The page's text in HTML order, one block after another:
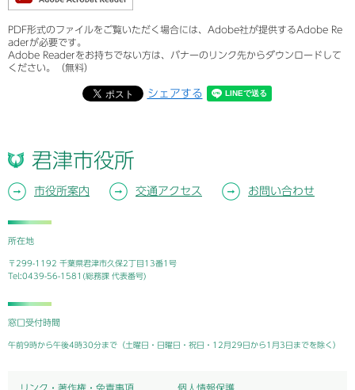
PDF形式のファイルをご覧いただく場合には、Adobe社が提供するAdobe Re
aderが必要です。
Adobe Readerをお持ちでない方は、バナーのリンク先からダウンロードして
ください。（無料）
シェアする
君津市役所
市役所案内 交通アクセス お問い合わせ
所在地
〒299-1192 千葉県君津市久保2丁目13番1号
Tel:0439-56-1581(総務課 代表番号)
窓口受付時間
午前9時から午後4時30分まで（土曜日・日曜日・祝日・12月29日から1月3日までを除く）
リンク・著作権・免責事項 個人情報保護